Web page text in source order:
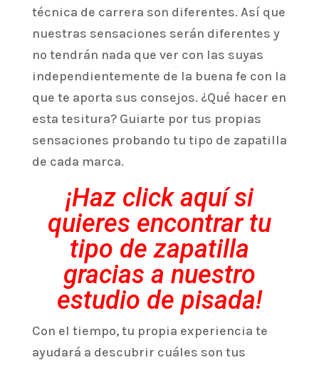
técnica de carrera son diferentes. Así que
nuestras sensaciones serán diferentes y
no tendrán nada que ver con las suyas
independientemente de la buena fe con la
que te aporta sus consejos. ¿Qué hacer en
esta tesitura? Guiarte por tus propias
sensaciones probando tu tipo de zapatilla
de cada marca.
¡Haz click aquí si
quieres encontrar tu
tipo de zapatilla
gracias a nuestro
estudio de pisada!
Con el tiempo, tu propia experiencia te
ayudará a descubrir cuáles son tus